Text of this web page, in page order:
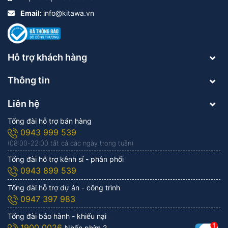
Email: info@kitawa.vn
Hỗ trợ khách hàng
Thông tin
Liên hệ
Tổng đài hỗ trợ bán hàng
0943 999 539
(08:00-22:00 tất cả các ngày trong tuần)
Tổng đài hỗ trợ kênh sỉ - phân phối
0943 899 539
Tổng đài hỗ trợ dự án - công trình
0947 397 983
Tổng đài bảo hành - khiếu nại